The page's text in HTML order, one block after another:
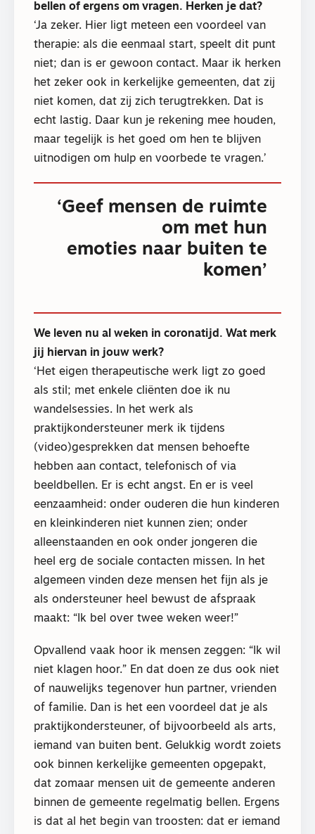
bellen of ergens om vragen. Herken je dat?
‘Ja zeker. Hier ligt meteen een voordeel van
therapie: als die eenmaal start, speelt dit punt
niet; dan is er gewoon contact. Maar ik herken
het zeker ook in kerkelijke gemeenten, dat zij
niet komen, dat zij zich terugtrekken. Dat is
echt lastig. Daar kun je rekening mee houden,
maar tegelijk is het goed om hen te blijven
uitnodigen om hulp en voorbede te vragen.’
‘Geef mensen de ruimte
om met hun
emoties naar buiten te
komen’
We leven nu al weken in coronatijd. Wat merk
jij hiervan in jouw werk?
‘Het eigen therapeutische werk ligt zo goed
als stil; met enkele cliënten doe ik nu
wandelsessies. In het werk als
praktijkondersteuner merk ik tijdens
(video)gesprekken dat mensen behoefte
hebben aan contact, telefonisch of via
beeldbellen. Er is echt angst. En er is veel
eenzaamheid: onder ouderen die hun kinderen
en kleinkinderen niet kunnen zien; onder
alleenstaanden en ook onder jongeren die
heel erg de sociale contacten missen. In het
algemeen vinden deze mensen het fijn als je
als ondersteuner heel bewust de afspraak
maakt: “Ik bel over twee weken weer!”
Opvallend vaak hoor ik mensen zeggen: “Ik wil
niet klagen hoor.” En dat doen ze dus ook niet
of nauwelijks tegenover hun partner, vrienden
of familie. Dan is het een voordeel dat je als
praktijkondersteuner, of bijvoorbeeld als arts,
iemand van buiten bent. Gelukkig wordt zoiets
ook binnen kerkelijke gemeenten opgepakt,
dat zomaar mensen uit de gemeente anderen
binnen de gemeente regelmatig bellen. Ergens
is dat al het begin van troosten: dat er iemand